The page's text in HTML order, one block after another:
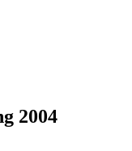
2004